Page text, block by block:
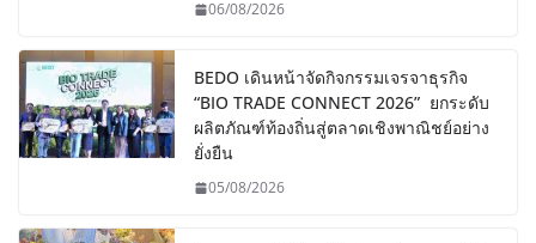
06/08/2026
BEDO เดินหน้าจัดกิจกรรมเจรจาธุรกิจ
“BIO TRADE CONNECT 2026” ยกระดับ
ผลิตภัณฑ์ท้องถิ่นสู่ตลาดเชิงพาณิชย์อย่าง
ยั่งยืน
05/08/2026